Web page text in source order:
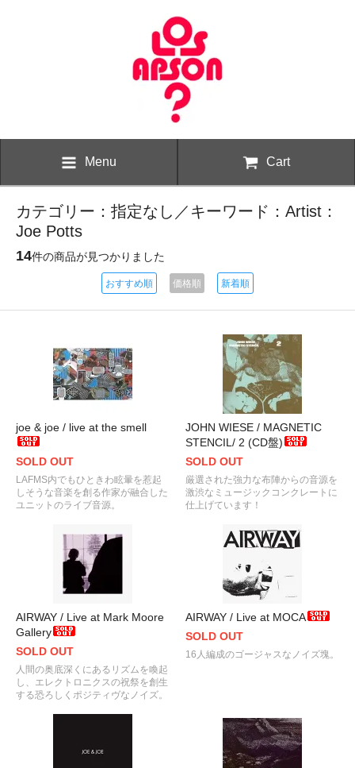
Menu Cart
カテゴリー：指定なし／キーワード：Artist：
Joe Potts
14件の商品が見つかりました
おすすめ順 価格順 新着順
joe & joe / live at the smell
SOLD OUT
LAFMS内でもひときわ眩暈を惹起
しそうな音楽を創る作家が融合した
ユニットのライブ音源。
JOHN WIESE / MAGNETIC
STENCIL/ 2 (CD盤)
SOLD OUT
厳選された強力な布陣からの音源を
激渋なミュージックコンクレートに
仕上げています！
AIRWAY / Live at Mark Moore
Gallery
SOLD OUT
人間の奥底深くにあるリズムを喚起
し、エレクトロニクスの祝祭を創生
する恐ろしくポジティヴなノイズ。
AIRWAY / Live at MOCA
SOLD OUT
16人編成のゴージャスなノイズ塊。